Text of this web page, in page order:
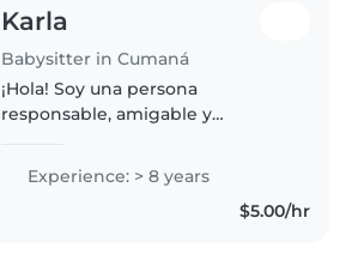
Karla
Babysitter in Cumaná
¡Hola! Soy una persona
responsable, amigable y
de experiencia en el cuidado de
niños de todas las edades. Me
encanta dibujar, leer cuentos,
Experience: > 8 years
$5.00/hr